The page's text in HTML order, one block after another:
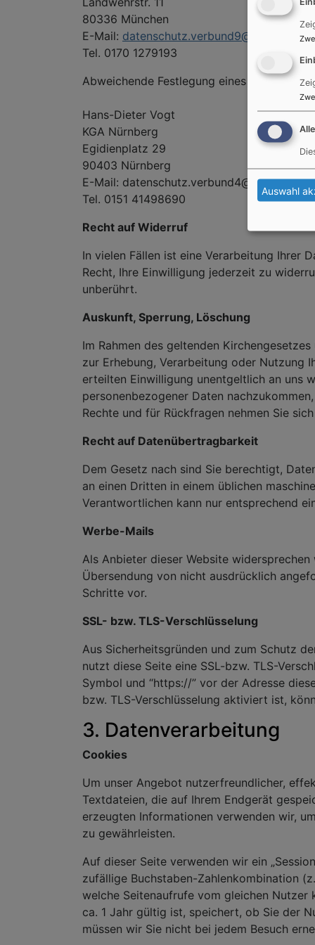
80336 München
E-Mail: datenschutz.verbund9@elkb.de
Tel. 0170 1279193
Abweichende Festlegung eines örtlich
Hans-Dieter Vogt
KGA Nürnberg
Egidienplatz 29
90403 Nürnberg
E-Mail: datenschutz.verbund4@elkb.de
Tel. 0151 41498690
Recht auf Widerruf
In vielen Fällen ist eine Verarbeitung Ihrer
Recht, Ihre Einwilligung jederzeit zu
unberührt.
Auskunft, Sperrung, Löschung
Im Rahmen des geltenden
zur Erhebung, Verarbeitung oder Nutzung
erteilten Einwilligung unentgeltlich an uns
personenbezogener Daten
Rechte und für Rückfragen nehmen Sie
Recht auf Datenübertragbarkeit
Dem Gesetz nach sind Sie berechtigt,
an einen Dritten in einem üblichen
Verantwortlichen kann nur entsprechend
Werbe-Mails
Als Anbieter dieser Website
Übersendung von nicht ausdrücklich
Schritte vor.
SSL- bzw. TLS-Verschlüsselung
Aus Sicherheitsgründen und zum Schutz
nutzt diese Seite eine SSL-bzw. TLS-
Symbol und “https://” vor der Adresse
bzw. TLS-Verschlüsselung aktiviert ist,
3. Datenverarbeitung
Cookies
Um unser Angebot nutzerfreundlicher,
Textdateien, die auf Ihrem Endgerät
erzeugten Informationen verwenden wir,
zu gewährleisten.
Auf dieser Seite verwenden wir ein
zufällige Buchstaben-Zahlenkombination
welche Seitenaufrufe vom gleichen Nutzer
ca. 1 Jahr gültig ist, speichert, ob Sie der
müssen wir Sie nicht bei jedem Besuch
Auswahl